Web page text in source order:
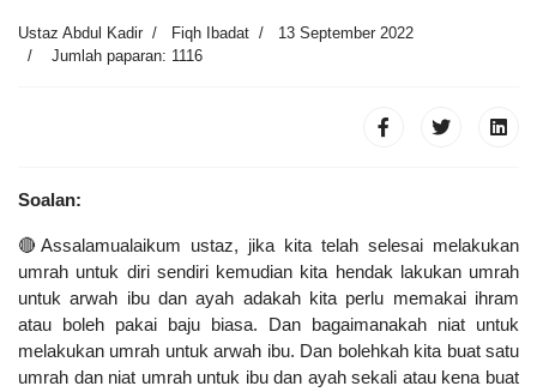
Ustaz Abdul Kadir Fiqh Ibadat
13 September 2022
Jumlah paparan: 1116
Soalan:
🔴Assalamualaikum ustaz, jika kita telah selesai melakukan
umrah untuk diri sendiri kemudian kita hendak lakukan umrah
untuk arwah ibu dan ayah adakah kita perlu memakai ihram
atau boleh pakai baju biasa. Dan bagaimanakah niat untuk
melakukan umrah untuk arwah ibu. Dan bolehkah kita buat satu
umrah dan niat umrah untuk ibu dan ayah sekali atau kena buat